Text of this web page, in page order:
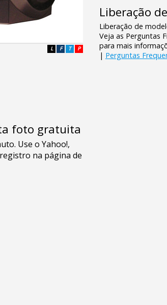
P
T
F
L
foto gratuita
Liberação
Liberação de
Veja as Perguntas
para mais
| Perguntas